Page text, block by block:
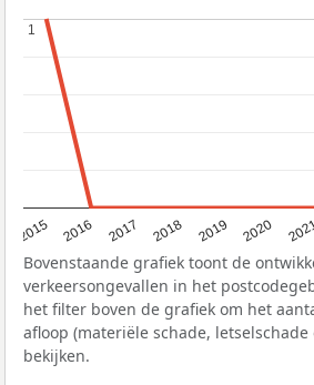
2015 2016 2017 2018 2019 2020
1
1
Bovenstaande grafiek toont de
verkeersongevallen in het
het filter boven de grafiek om het
afloop (materiële schade,
bekijken.